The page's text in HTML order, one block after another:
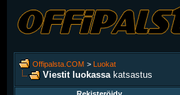
Offipalsta.COM > Luokat
Viestit luokassa katsastus